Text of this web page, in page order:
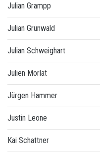
Julian Grampp
Julian Grunwald
Julian Schweighart
Julien Morlat
Jürgen Hammer
Justin Leone
Kai Schattner